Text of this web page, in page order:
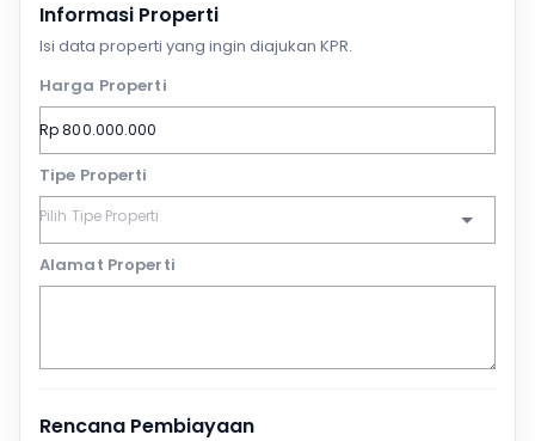
Informasi Properti
Isi data properti yang ingin diajukan KPR.
Harga Properti
Tipe Properti
Alamat Properti
Rencana Pembiayaan